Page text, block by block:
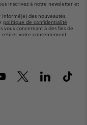
inscrivez à notre newsletter et
des nouveautés,
politique de confidentialité
concernant à des fins de
retirer votre consentement.